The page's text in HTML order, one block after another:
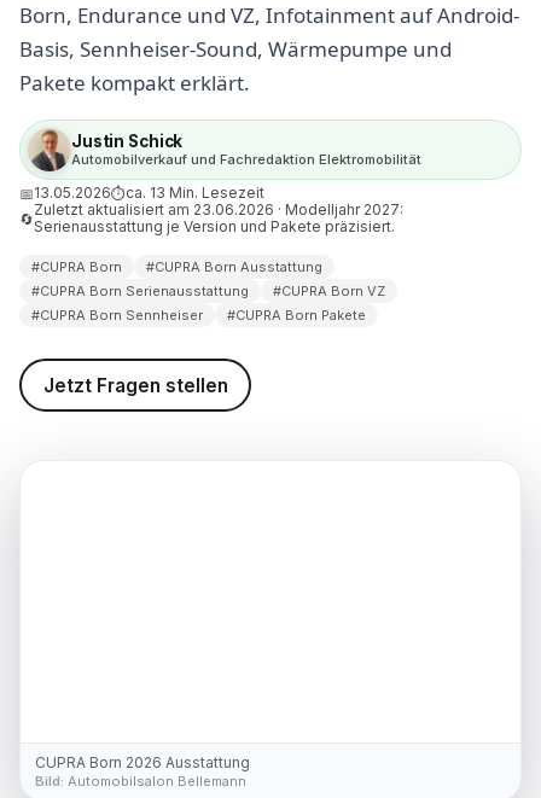
Born, Endurance und VZ, Infotainment auf Android-
Basis, Sennheiser-Sound, Wärmepumpe und
Pakete kompakt erklärt.
Justin Schick
Automobilverkauf und Fachredaktion Elektromobilität
📅13.05.2026⏱ca. 13 Min. Lesezeit
🔄
Zuletzt aktualisiert am 23.06.2026 · Modelljahr 2027:
Serienausstattung je Version und Pakete präzisiert.
#CUPRA Born
#CUPRA Born Ausstattung
#CUPRA Born Serienausstattung
#CUPRA Born VZ
#CUPRA Born Sennheiser
#CUPRA Born Pakete
Jetzt Fragen stellen
CUPRA Born 2026 Ausstattung
Bild: Automobilsalon Bellemann
lohnen sich beim CUPRA
Sennheiser-Soundsystem
und Felgen gibt es für
im Vergleich?
Belege zur CUPRA Born
2026